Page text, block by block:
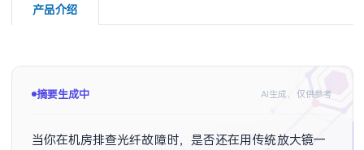
产品介绍
摘要生成中 AI生成，仅供参考
当你在机房排查光纤故障时，是否还在用传统放大镜一